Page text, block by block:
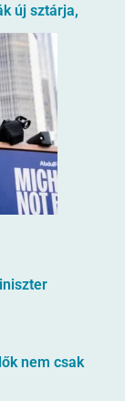
új sztárja,
nem csak